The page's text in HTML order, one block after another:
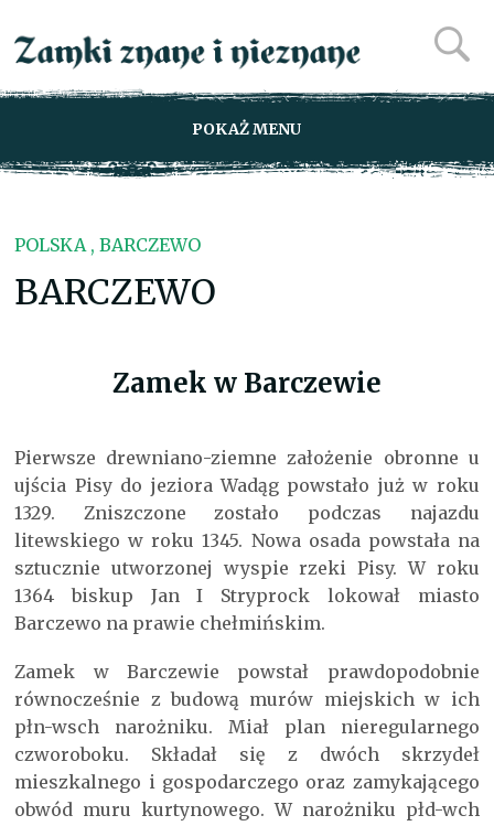
POKAŻ MENU
POLSKA , BARCZEWO
BARCZEWO
Zamek w Barczewie
Pierwsze drewniano-ziemne założenie obronne u
ujścia Pisy do jeziora Wadąg powstało już w roku
1329. Zniszczone zostało podczas najazdu
litewskiego w roku 1345. Nowa osada powstała na
sztucznie utworzonej wyspie rzeki Pisy. W roku
1364 biskup Jan I Stryprock lokował miasto
Barczewo na prawie chełmińskim.
Zamek w Barczewie powstał prawdopodobnie
równocześnie z budową murów miejskich w ich
płn-wsch narożniku. Miał plan nieregularnego
czworoboku. Składał się z dwóch skrzydeł
mieszkalnego i gospodarczego oraz zamykającego
obwód muru kurtynowego. W narożniku płd-wch